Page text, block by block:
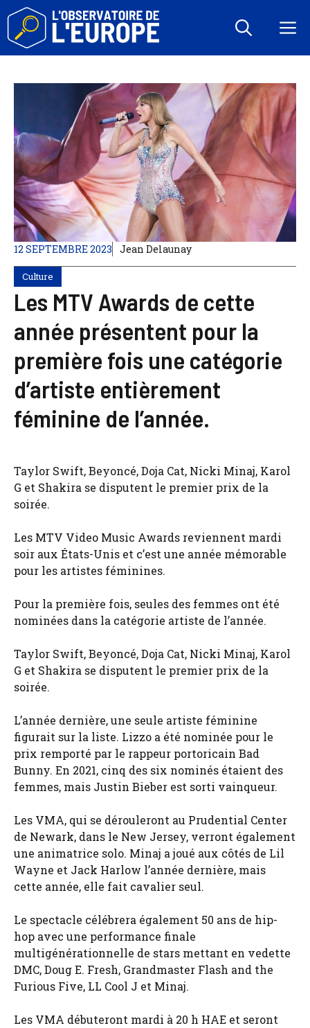
Aller
contenu
12 SEPTEMBRE 2023 Jean Delaunay
Culture
Les MTV Awards de cette
année présentent pour la
première fois une catégorie
d’artiste entièrement
féminine de l’année.
Taylor Swift, Beyoncé, Doja Cat, Nicki Minaj, Karol
G et Shakira se disputent le premier prix de la
soirée.
Les MTV Video Music Awards reviennent mardi
soir aux États-Unis et c’est une année mémorable
pour les artistes féminines.
Pour la première fois, seules des femmes ont été
nominées dans la catégorie artiste de l’année.
Taylor Swift, Beyoncé, Doja Cat, Nicki Minaj, Karol
G et Shakira se disputent le premier prix de la
soirée.
L’année dernière, une seule artiste féminine
figurait sur la liste. Lizzo a été nominée pour le
prix remporté par le rappeur portoricain Bad
Bunny. En 2021, cinq des six nominés étaient des
femmes, mais Justin Bieber est sorti vainqueur.
Les VMA, qui se dérouleront au Prudential Center
de Newark, dans le New Jersey, verront également
une animatrice solo. Minaj a joué aux côtés de Lil
Wayne et Jack Harlow l’année dernière, mais
cette année, elle fait cavalier seul.
Le spectacle célébrera également 50 ans de hip-
hop avec une performance finale
multigénérationnelle de stars mettant en vedette
DMC, Doug E. Fresh, Grandmaster Flash and the
Furious Five, LL Cool J et Minaj.
Les VMA débuteront mardi à 20 h HAE et seront